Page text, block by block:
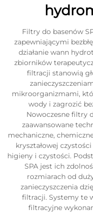
Filtry do basenów
zapewniającymi
działanie wann
zbiorników
filtracji stanowią
mikroorganizmami,
wody i zagrozić
Nowoczesne filtry
zaawansowane
mechaniczne,
kryształowej
higieny i czystości.
SPA jest ich
rozmiarach od
zanieczyszczenia
filtracji. Systemy te
filtracyjne